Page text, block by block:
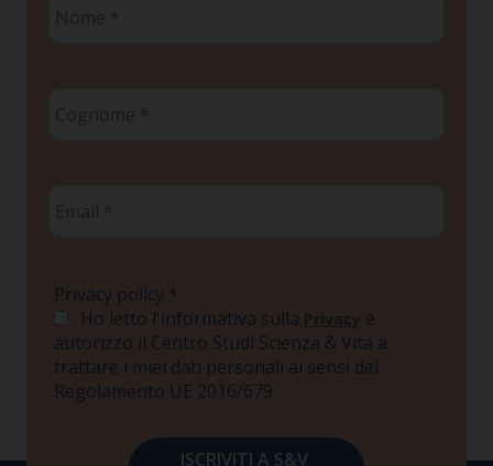
Privacy policy *
Ho letto l'informativa sulla Privacy e
autorizzo il Centro Studi Scienza & Vita a
trattare i miei dati personali ai sensi del
Regolamento UE 2016/679